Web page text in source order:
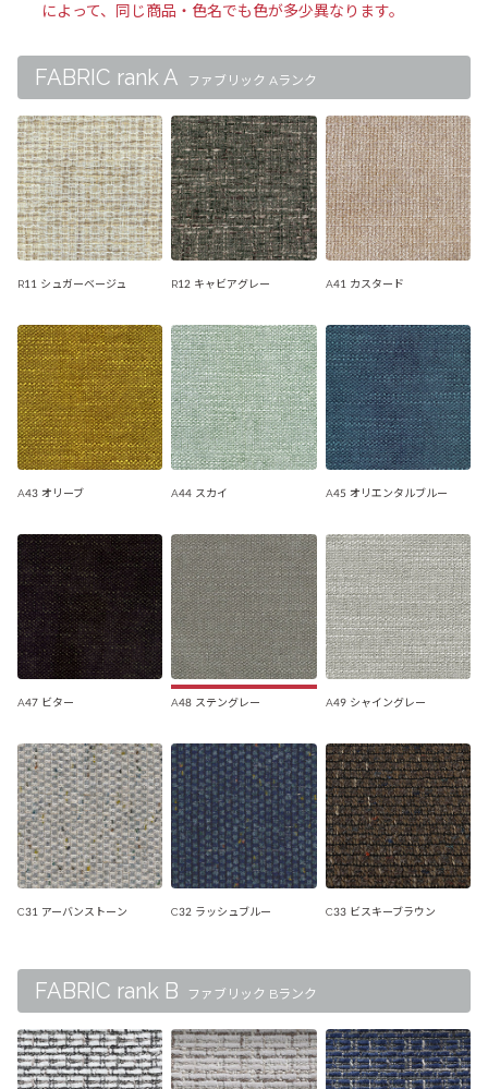
によって、同じ商品・色名でも色が多少異なります。
FABRIC rank A ファブリック Aランク
R11 シュガーベージュ R12 キャビアグレー A41 カスタード
A43 オリーブ A44 スカイ A45 オリエンタルブルー
A47 ビター A48 ステングレー A49 シャイングレー
C31 アーバンストーン C32 ラッシュブルー C33 ビスキーブラウン
FABRIC rank B ファブリック Bランク